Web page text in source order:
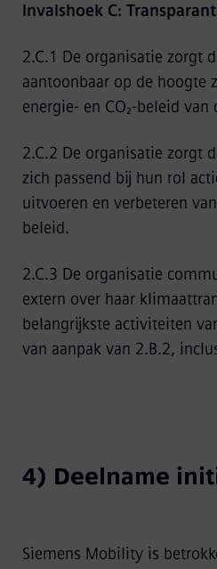
Invalshoek C:
2.C.1 De organisatie zorgt
aantoonbaar op de hoogte
energie- en CO₂-beleid van
2.C.2 De organisatie zorgt
zich passend bij hun rol
uitvoeren en verbeteren
beleid.
2.C.3 De organisatie
extern over haar
belangrijkste activiteiten
van aanpak van 2.B.2,
4) Deelname
Siemens Mobility is